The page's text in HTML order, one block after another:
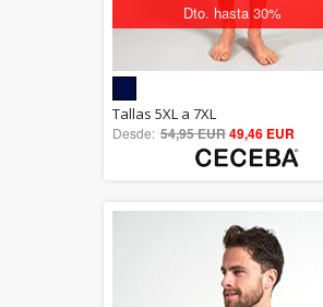
Dto. hasta 30%
5.00
out of 5
Tallas 5XL a 7XL
Desde: 54,95 EUR49,46 EUR